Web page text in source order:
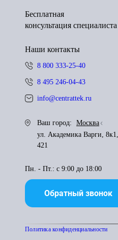
Бесплатная
консультация специалиста
Наши контакты
8 800 333-25-40
8 495 246-04-43
info@centrattek.ru
Ваш город:
Москва
ул. Академика Варги,
421
Пн. - Пт.: с 9:00 до 18:00
Обратный звонок
Политика конфиденциальности